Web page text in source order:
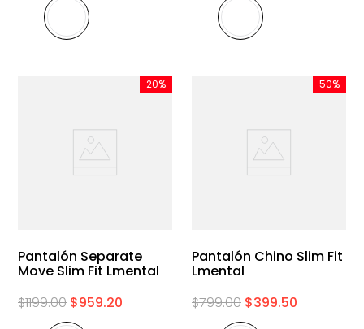
20%
Pantalón Separate
Move Slim Fit Lmental
$1199.00 $959.20
50%
Pantalón Chino Slim Fit
Lmental
$799.00 $399.50